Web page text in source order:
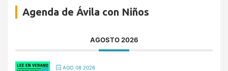
Agenda de Ávila con Niños
AGOSTO 2026
AGO 08 2026